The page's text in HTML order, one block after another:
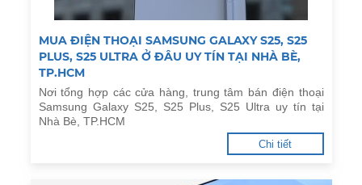
MUA ĐIỆN THOẠI SAMSUNG GALAXY S25, S25
PLUS, S25 ULTRA Ở ĐÂU UY TÍN TẠI NHÀ BÈ,
TP.HCM
Nơi tổng hợp các cửa hàng, trung tâm bán điện thoại
Samsung Galaxy S25, S25 Plus, S25 Ultra uy tín tại
Nhà Bè, TP.HCM
Chi tiết